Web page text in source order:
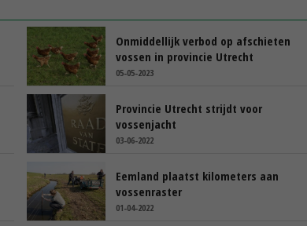
Onmiddellijk verbod op afschieten
vossen in provincie Utrecht
05-05-2023
Provincie Utrecht strijdt voor
vossenjacht
03-06-2022
Eemland plaatst kilometers aan
vossenraster
01-04-2022